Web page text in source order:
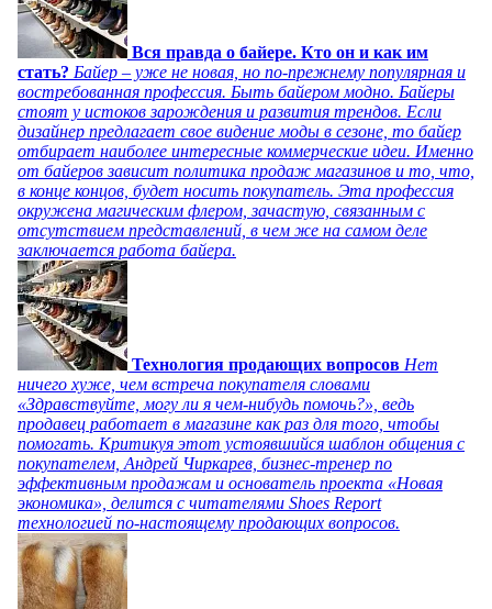
Вся правда о байере. Кто он и как им
стать? Байер – уже не новая, но по-прежнему популярная и
востребованная профессия. Быть байером модно. Байеры
стоят у истоков зарождения и развития трендов. Если
дизайнер предлагает свое видение моды в сезоне, то байер
отбирает наиболее интересные коммерческие идеи. Именно
от байеров зависит политика продаж магазинов и то, что,
в конце концов, будет носить покупатель. Эта профессия
окружена магическим флером, зачастую, связанным с
отсутствием представлений, в чем же на самом деле
заключается работа байера.
Технология продающих вопросов Нет
ничего хуже, чем встреча покупателя словами
«Здравствуйте, могу ли я чем-нибудь помочь?», ведь
продавец работает в магазине как раз для того, чтобы
помогать. Критикуя этот устоявшийся шаблон общения с
покупателем, Андрей Чиркарев, бизнес-тренер по
эффективным продажам и основатель проекта «Новая
экономика», делится с читателями Shoes Report
технологией по-настоящему продающих вопросов.